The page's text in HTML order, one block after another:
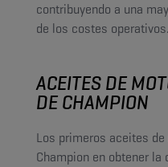
contribuyendo a una
de los costes operativos.
ACEITES DE
DE CHAMPION
Los primeros aceites
Champion en obtener la